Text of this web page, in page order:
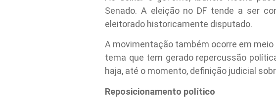
Senado. A eleição no DF tende a ser
eleitorado historicamente disputado.
A movimentação também ocorre em meio
tema que tem gerado repercussão
haja, até o momento, definição judicial
Reposicionamento político